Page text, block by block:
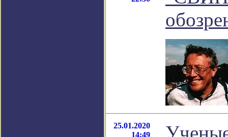
25.01.2020
14:49